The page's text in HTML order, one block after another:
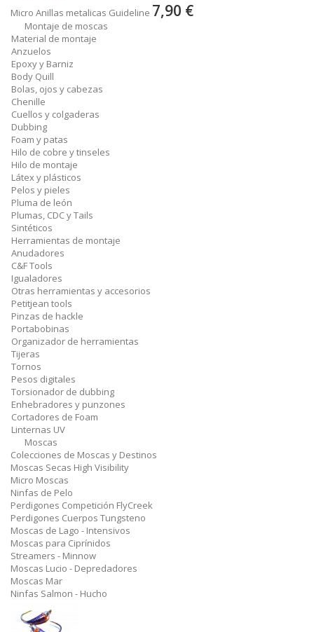
Micro Anillas metalicas Guideline 7,90 €
Montaje de moscas
Material de montaje
Anzuelos
Epoxy y Barniz
Body Quill
Bolas, ojos y cabezas
Chenille
Cuellos y colgaderas
Dubbing
Foam y patas
Hilo de cobre y tinseles
Hilo de montaje
Látex y plásticos
Pelos y pieles
Pluma de león
Plumas, CDC y Tails
Sintéticos
Herramientas de montaje
Anudadores
C&F Tools
Igualadores
Otras herramientas y accesorios
Petitjean tools
Pinzas de hackle
Portabobinas
Organizador de herramientas
Tijeras
Tornos
Pesos digitales
Torsionador de dubbing
Enhebradores y punzones
Cortadores de Foam
Linternas UV
Moscas
Colecciones de Moscas y Destinos
Moscas Secas High Visibility
Micro Moscas
Ninfas de Pelo
Perdigones Competición FlyCreek
Perdigones Cuerpos Tungsteno
Moscas de Lago - Intensivos
Moscas para Ciprínidos
Streamers - Minnow
Moscas Lucio - Depredadores
Moscas Mar
Ninfas Salmon - Hucho